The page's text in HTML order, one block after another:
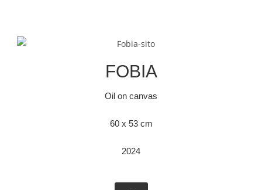
FOBIA
Oil on canvas
60 x 53 cm
2024